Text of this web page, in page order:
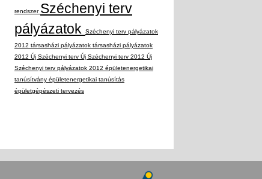
rendszer Széchenyi terv
pályázatok
Széchenyi terv pályázatok
2012 társasházi pályázatok társasházi pályázatok
2012 Új Széchenyi terv Új Széchenyi terv 2012 Új
Széchenyi terv pályázatok 2012 épületenergetikai
tanúsítvány épületenergetikai tanúsítás
épületgépészeti tervezés